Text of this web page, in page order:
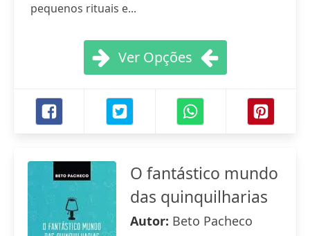
pequenos rituais e...
Ver Opções
O fantástico mundo
das quinquilharias
Autor: Beto Pacheco